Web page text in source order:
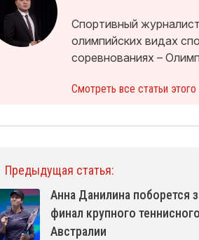
Спортивный
олимпийских видах
соревнованиях –
Смотреть все статьи этого
Предыдущая статья:
Анна Данилина поборется
финал крупного
Австралии